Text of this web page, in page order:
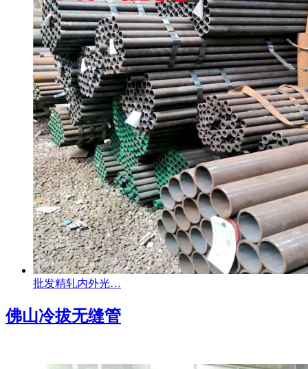
批发精轧内外光…
佛山冷拔无缝管